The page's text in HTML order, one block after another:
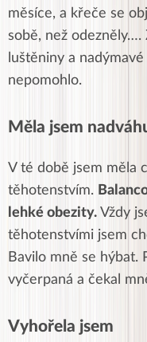
měsíce, a křeče se
sobě, než odezněly….
luštěniny a
nepomohlo.
Měla jsem
V té době jsem měla
těhotenstvím.
lehké obezity. Vždy
těhotenstvími jsem
Bavilo mně se hýbat.
vyčerpaná a čekal
Vyhořela jsem